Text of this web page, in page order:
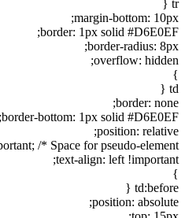
tr {
margin-bottom: 10px;
border: 1px solid #D6E0EF;
border-radius: 8px;
overflow: hidden;
}
td {
border: none;
border-bottom: 1px solid #D6E0EF;
position: relative;
/* Space for pseudo-element */
text-align: left !important;
}
td:before {
position: absolute;